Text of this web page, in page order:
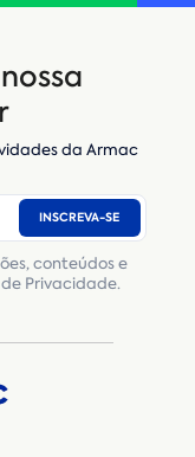
da Armac
INSCREVA-SE
conteúdos e
Privacidade.